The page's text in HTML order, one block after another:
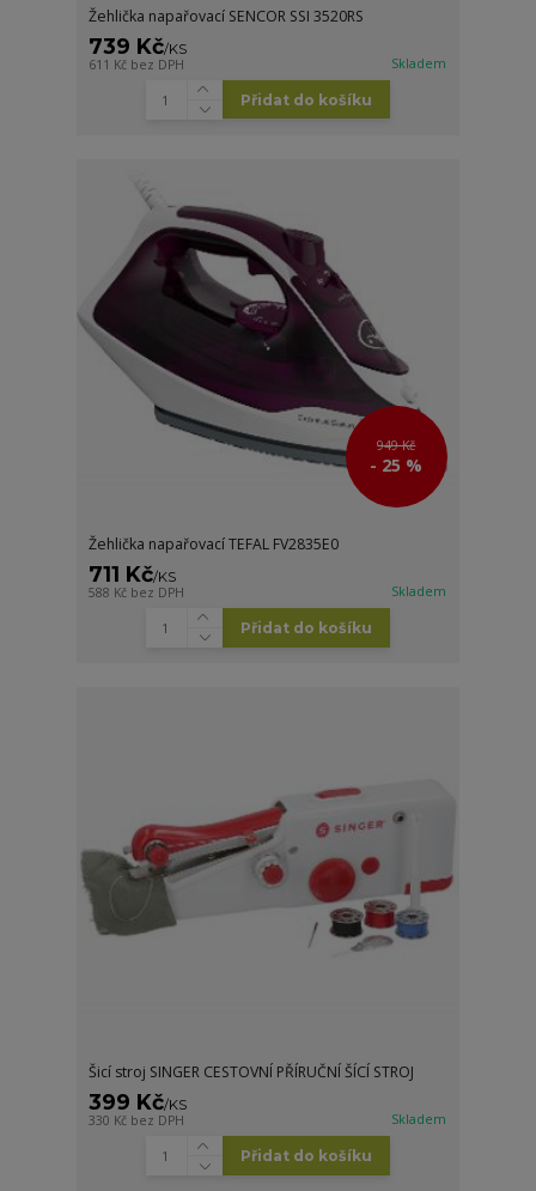
Žehlička napařovací SENCOR SSI 3520RS
739 Kč/KS
611 Kč bez DPH Skladem
Přidat do košíku
949 Kč
- 25 %
Žehlička napařovací TEFAL FV2835E0
711 Kč/KS
588 Kč bez DPH Skladem
Přidat do košíku
Šicí stroj SINGER CESTOVNÍ PŘÍRUČNÍ ŠÍCÍ STROJ
399 Kč/KS
330 Kč bez DPH Skladem
Přidat do košíku